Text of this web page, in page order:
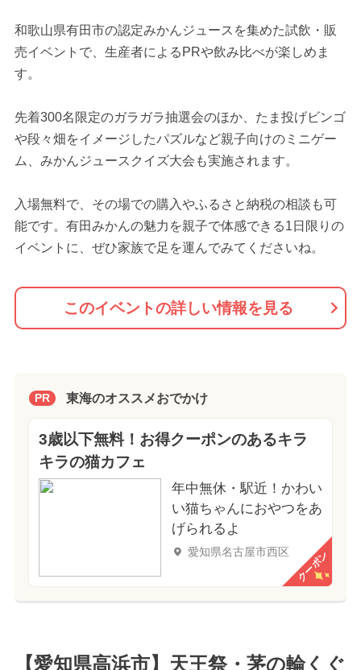
和歌山県有田市の認定みかんジュースを集めた試飲・販
売イベントで、生産者によるPRや飲み比べが楽しめま
す。
先着300名限定のガラガラ抽選会のほか、たま投げビンゴ
や段々畑をイメージしたパズルなど親子向けのミニゲー
ム、みかんジュースクイズ大会も実施されます。
入場無料で、その場での購入やふるさと納税の相談も可
能です。有田みかんの魅力を親子で体感できる1日限りの
イベントに、ぜひ家族で足を運んでみてくださいね。
このイベントの詳しい情報を見る
PR 東海のオススメおでかけ
3歳以下無料！お得クーポンのあるキラ
キラの猫カフェ
年中無休・駅近！かわい
い猫ちゃんにおやつをあ
げられるよ
愛知県名古屋市西区 クーポン
【愛知県高浜市】天王祭・茅の輪くぐ